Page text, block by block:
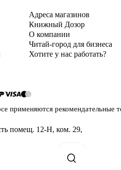
Адреса магазинов
Книжный Дозор
О компании
Читай-город для бизнеса
Хотите у нас работать?
применяются рекомендательные
помещ. 12-Н, ком. 29,